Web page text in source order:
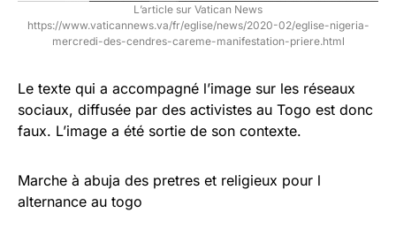
L’article sur Vatican News
https://www.vaticannews.va/fr/eglise/news/2020-02/eglise-nigeria-
mercredi-des-cendres-careme-manifestation-priere.html
Le texte qui a accompagné l’image sur les réseaux
sociaux, diffusée par des activistes au Togo est donc
faux. L’image a été sortie de son contexte.
Marche à abuja des pretres et religieux pour l
alternance au togo